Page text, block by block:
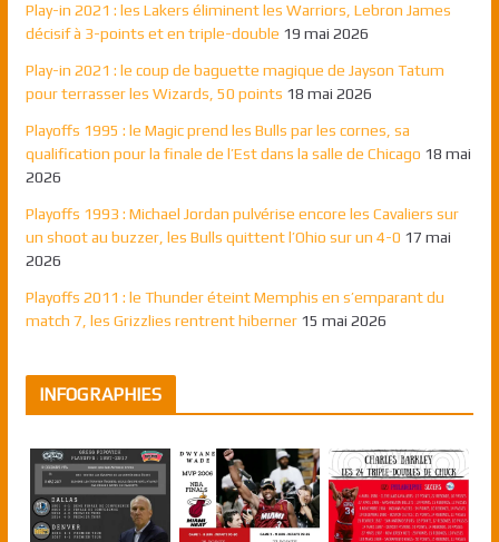
Play-in 2021 : les Lakers éliminent les Warriors, Lebron James
décisif à 3-points et en triple-double 19 mai 2026
Play-in 2021 : le coup de baguette magique de Jayson Tatum
pour terrasser les Wizards, 50 points 18 mai 2026
Playoffs 1995 : le Magic prend les Bulls par les cornes, sa
qualification pour la finale de l’Est dans la salle de Chicago 18 mai
2026
Playoffs 1993 : Michael Jordan pulvérise encore les Cavaliers sur
un shoot au buzzer, les Bulls quittent l’Ohio sur un 4-0 17 mai
2026
Playoffs 2011 : le Thunder éteint Memphis en s’emparant du
match 7, les Grizzlies rentrent hiberner 15 mai 2026
INFOGRAPHIES